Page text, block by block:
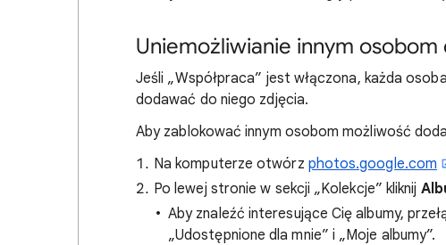
Uniemożliwianie innym
Jeśli „Współpraca” jest włączona, każda
dodawać do niego zdjęcia.
Aby zablokować innym osobom możliwość
Na komputerze otwórz photos.google.com
Po lewej stronie w sekcji „Kolekcje” kliknij
Aby znaleźć interesujące Cię albumy,
„Udostępnione dla mnie” i „Moje albumy”.